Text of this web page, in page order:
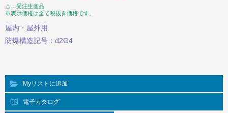
△…受注生産品
※表示価格は全て税抜き価格です。
屋内・屋外用
防爆構造記号：d2G4
Myリストに追加
電子カタログ